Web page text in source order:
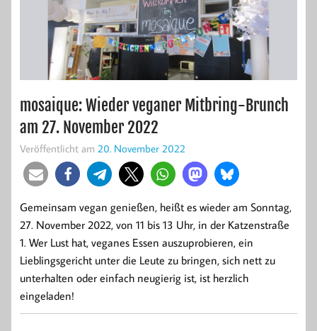
mosaique: Wieder veganer Mitbring-Brunch
am 27. November 2022
Veröffentlicht am 20. November 2022
Gemeinsam vegan genießen, heißt es wieder am Sonntag,
27. November 2022, von 11 bis 13 Uhr, in der Katzenstraße
1. Wer Lust hat, veganes Essen auszuprobieren, ein
Lieblingsgericht unter die Leute zu bringen, sich nett zu
unterhalten oder einfach neugierig ist, ist herzlich
eingeladen!